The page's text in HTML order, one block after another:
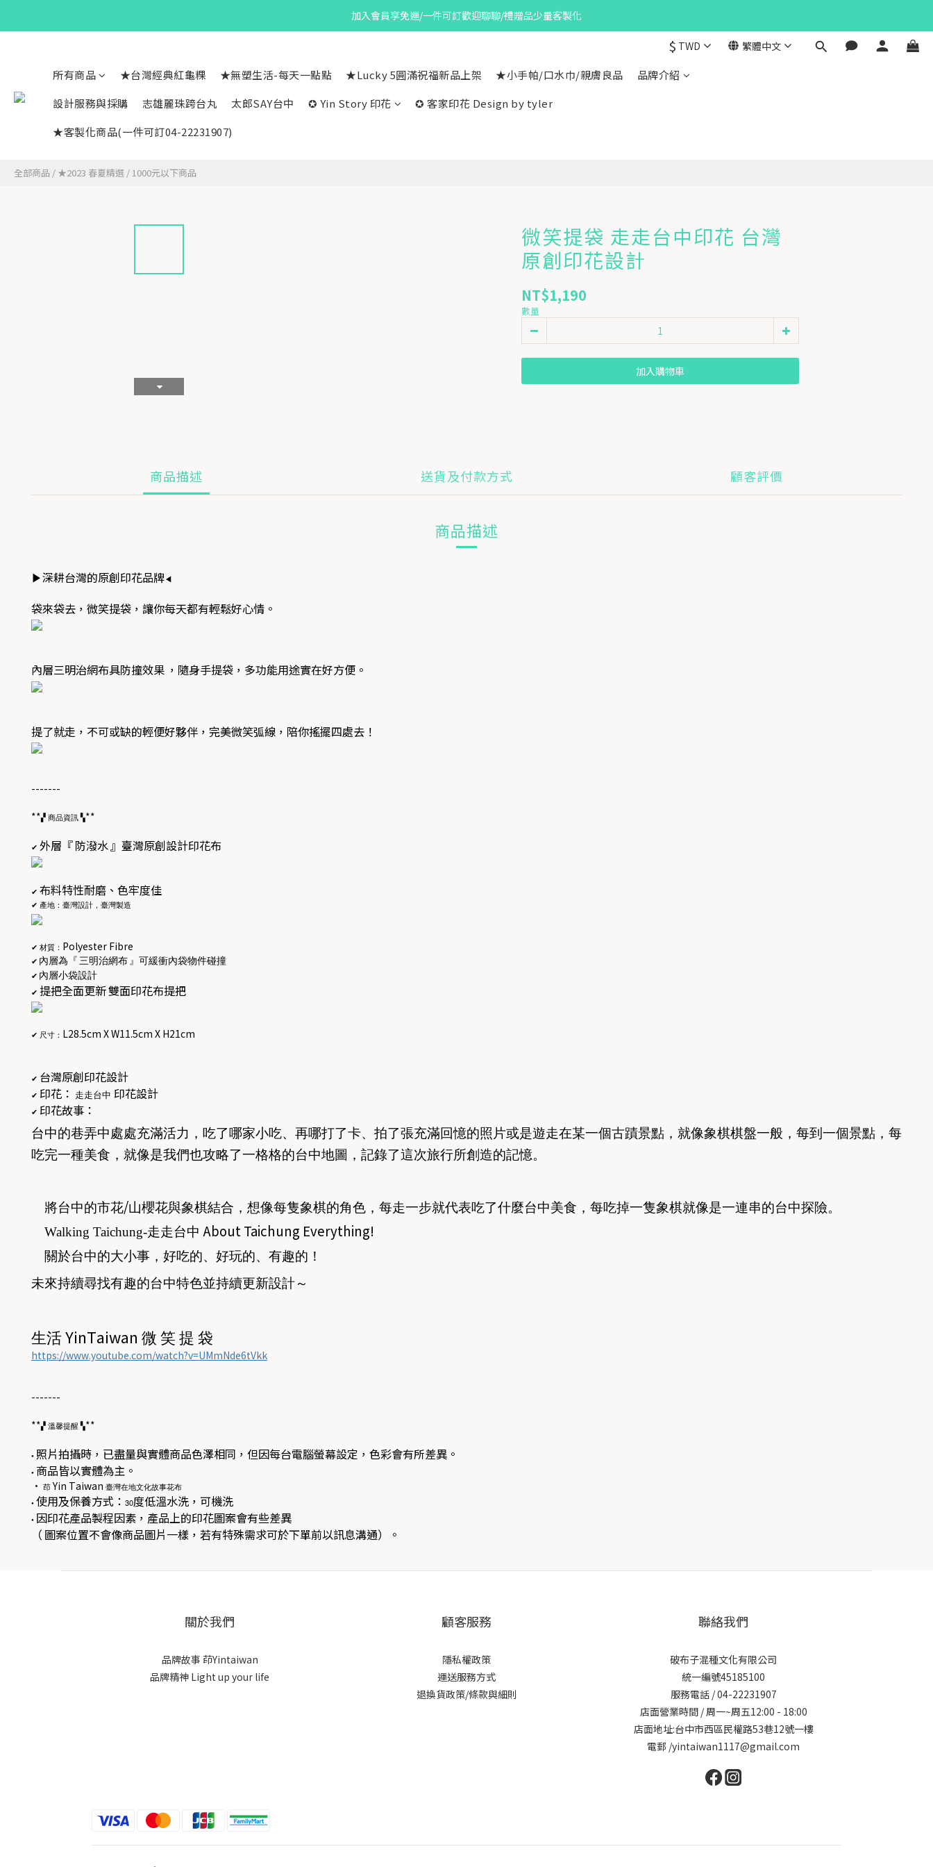
加入會員享免運/一件可訂歡迎聊聊/禮贈品少量客製化
$ TWD 繁體中文
所有商品 ★台灣經典紅龜粿 ★無塑生活-每天一點點 ★Lucky 5圓滿祝福新品上架 ★小手帕/口水巾/親膚良品
品牌介紹
設計服務與採購
志雄麗珠跨台丸 太郎SAY台中 ✪ Yin Story 印花
✪ 客家印花 Design by tyler
★客製化商品(一件可訂04-22231907)
全部商品 / ★2023 春夏精選 /1000元以下商品
微笑提袋 走走台中印花 台灣
原創印花設計
NT$1,190
數量
加入購物車
商品描述 送貨及付款方式 顧客評價
商品描述
▶深耕台灣的原創印花品牌◀
袋來袋去，微笑提袋，讓你每天都有輕鬆好心情。
內層三明治網布具防撞效果 ，隨身手提袋，多功能用途實在好方便。
提了就走，不可或缺的輕便好夥伴， 完美微笑弧線 ，陪你搖擺四處去！
-------
**▞ 商品資訊 ▚**
✔ 外層『防潑水』臺灣原創設計印花布
✔ 布料特性耐磨、色牢度佳
✔ 產地：臺灣設計，臺灣製造
✔ 材質： Polyester Fibre
✔ 內層為『 三明治網布 』可緩衝內袋物件碰撞
✔ 內層小袋設計
✔ 提把全面更新雙面印花布提把
✔ 尺寸： L28.5cm X W11.5cm X H21cm
✔ 台灣原創印花設計
✔ 印花： 走走台中 印花設計
✔ 印花故事：
台中的巷弄中處處充滿活力，吃了哪家小吃、再哪打了卡、拍了張充滿回憶的照片或是遊走在某一個古蹟景點，就像象棋棋盤一般，每到一個景點，每
吃完一種美食，就像是我們也攻略了一格格的台中地圖，記錄了這次旅行所創造的記憶。
將台中的市花/山櫻花與象棋結合，想像每隻象棋的角色，每走一步就代表吃了什麼台中美食，每吃掉一隻象棋就像是一連串的台中探險。
Walking Taichung-走走台中 About Taichung Everything!
關於台中的大小事，好吃的、好玩的、有趣的！
未來持續尋找有趣的台中特色並持續更新設計～
生活 YinTaiwan 微 笑 提 袋
https://www.youtube.com/watch?v=UMmNde6tVkk
-------
**▞ 溫馨提醒 ▚**
• 照片拍攝時，已盡量與實體商品色澤相同，但因每台電腦螢幕設定，色彩會有所差異。
• 商品皆以實體為主。
• 茚Yin Taiwan 臺灣在地文化故事花布
•使用及保養方式： 30度低溫水洗，可機洗
• 因印花產品製程因素，產品上的印花圖案會有些差異
（ 圖案位置不會像商品圖片一樣，若有特殊需求可於下單前以訊息溝通）。
關於我們
品牌故事 茚Yintaiwan
品牌精神 Light up your life
顧客服務
隱私權政策
運送服務方式
退換貨政策/條款與細則
聯絡我們
破布子混種文化有限公司
統一編號45185100
服務電話 / 04-22231907
店面營業時間 / 周一~周五12:00 - 18:00
店面地址:台中市西區民權路53巷12號一樓
電郵 /yintaiwan1117@gmail.com